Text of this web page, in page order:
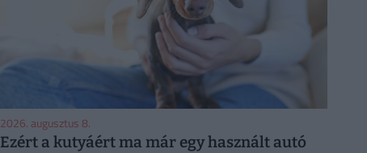
2026. augusztus 8.
Ezért a kutyáért ma már egy használt autó